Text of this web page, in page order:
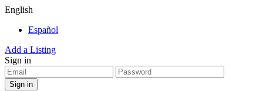
English
Español
Add a Listing
Sign in